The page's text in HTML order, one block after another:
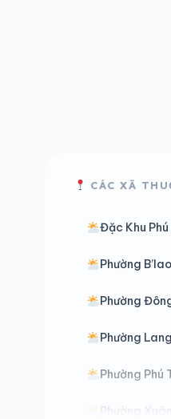
CÁC XÃ
Đặc Khu Phú
Phường B’lao
Phường
Phường
Phường Phú
Phường